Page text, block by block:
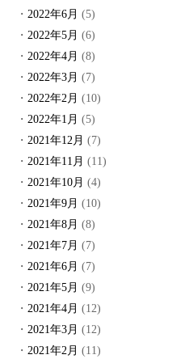
2022年6月 (5)
2022年5月 (6)
2022年4月 (8)
2022年3月 (7)
2022年2月 (10)
2022年1月 (5)
2021年12月 (7)
2021年11月 (11)
2021年10月 (4)
2021年9月 (10)
2021年8月 (8)
2021年7月 (7)
2021年6月 (7)
2021年5月 (9)
2021年4月 (12)
2021年3月 (12)
2021年2月 (11)